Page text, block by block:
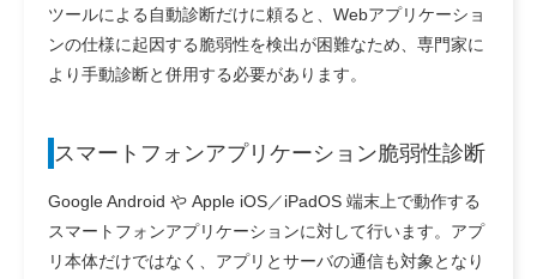
ツールによる自動診断だけに頼ると、Webアプリケーショ
ンの仕様に起因する脆弱性を検出が困難なため、専門家に
より手動診断と併用する必要があります。
スマートフォンアプリケーション脆弱性診断
Google Android や Apple iOS／iPadOS 端末上で動作する
スマートフォンアプリケーションに対して行います。アプ
リ本体だけではなく、アプリとサーバの通信も対象となり